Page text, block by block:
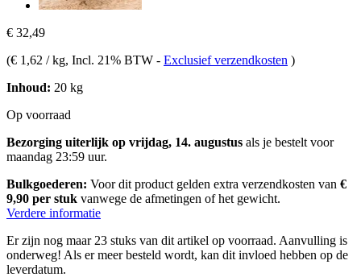
€ 32,49
(€ 1,62 / kg, Incl. 21% BTW - Exclusief verzendkosten )
Inhoud: 20 kg
Op voorraad
Bezorging uiterlijk op vrijdag, 14. augustus als je bestelt voor
maandag 23:59 uur.
Bulkgoederen: Voor dit product gelden extra verzendkosten van €
9,90 per stuk vanwege de afmetingen of het gewicht.
Verdere informatie
Er zijn nog maar 23 stuks van dit artikel op voorraad. Aanvulling is
onderweg! Als er meer besteld wordt, kan dit invloed hebben op de
leverdatum.